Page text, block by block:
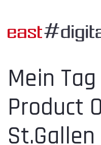
Mein
Product
St.Gallen